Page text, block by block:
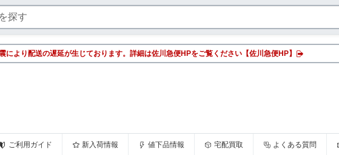
により配送の遅延が生じております。詳細は佐川急便HPをご覧ください【佐川急便HP】
ご利用ガイド 新入荷情報 値下品情報 宅配買取 よくある質問